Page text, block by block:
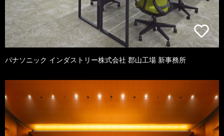
パナソニック インダストリー株式会社 郡山工場 新事務所